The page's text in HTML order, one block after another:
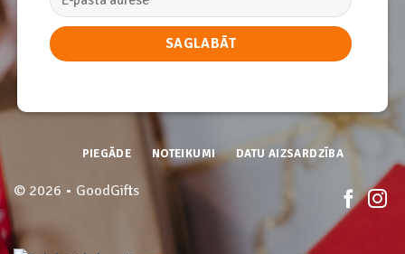
© 2026 • GoodGifts
PIEGĀDE NOTEIKUMI DATU AIZSARDZĪBA